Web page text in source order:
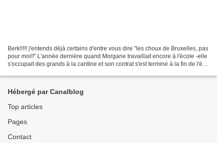
Berk!!!!! j'entends déjà certains d'entre vous dire "les choux de Bruxelles, pas
pour moi!!" L'année dernière quand Morgane travaillait encore à l'école -elle
s'occupait des grands à la cantine et son contrat s'est terminé à la fin de l'été-
Hébergé par Canalblog
Top articles
Pages
Contact